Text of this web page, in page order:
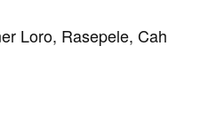
Loro, Rasepele, Cah